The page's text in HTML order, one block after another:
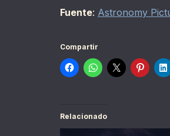
Fuente: Astronomy
Compartir
Relacionado